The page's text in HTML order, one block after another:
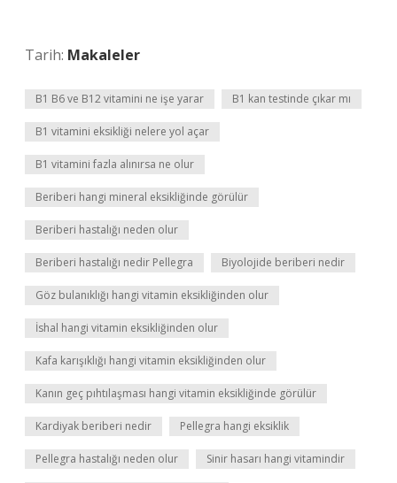
Tarih: Makaleler
B1 B6 ve B12 vitamini ne işe yarar B1 kan testinde çıkar mı
B1 vitamini eksikliği nelere yol açar
B1 vitamini fazla alınırsa ne olur
Beriberi hangi mineral eksikliğinde görülür
Beriberi hastalığı neden olur
Beriberi hastalığı nedir Pellegra Biyolojide beriberi nedir
Göz bulanıklığı hangi vitamin eksikliğinden olur
İshal hangi vitamin eksikliğinden olur
Kafa karışıklığı hangi vitamin eksikliğinden olur
Kanın geç pıhtılaşması hangi vitamin eksikliğinde görülür
Kardiyak beriberi nedir Pellegra hangi eksiklik
Pellegra hastalığı neden olur Sinir hasarı hangi vitamindir